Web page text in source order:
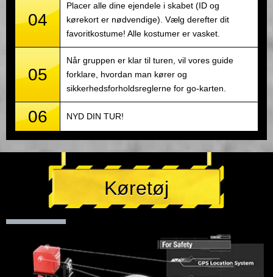
04
Placer alle dine ejendele i skabet (ID og
kørekort er nødvendige). Vælg derefter dit
favoritkostume! Alle kostumer er vasket.
05
Når gruppen er klar til turen, vil vores guide
forklare, hvordan man kører og
sikkerhedsforholdsreglerne for go-karten.
06 NYD DIN TUR!
Køretøj